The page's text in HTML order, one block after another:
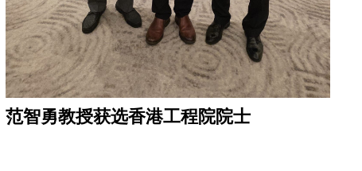
范智勇教授获选香港工程院院士